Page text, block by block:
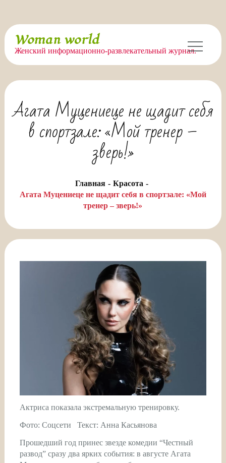
Перейти
содержимому
Woman world
Женский информационно-развлекательный журнал.
Агата Муцениеце не щадит себя
в спортзале: «Мой тренер –
зверь!»
Главная
Красота
Агата Муцениеце не щадит себя в спортзале: «Мой
тренер – зверь!»
Актриса показала экстремальную тренировку.
Фото: Соцсети Текст: Анна Касьянова
Прошедший год принес звезде комедии “Честный
развод” сразу два ярких события: в августе Агата